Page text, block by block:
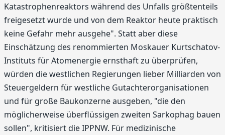
Katastrophenreaktors während des Unfalls größtenteils
freigesetzt wurde und von dem Reaktor heute praktisch
keine Gefahr mehr ausgehe". Statt aber diese
Einschätzung des renommierten Moskauer Kurtschatov-
Instituts für Atomenergie ernsthaft zu überprüfen,
würden die westlichen Regierungen lieber Milliarden von
Steuergeldern für westliche Gutachterorganisationen
und für große Baukonzerne ausgeben, "die den
möglicherweise überflüssigen zweiten Sarkophag bauen
sollen", kritisiert die IPPNW. Für medizinische